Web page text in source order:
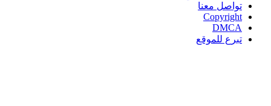
تواصل معنا
Copyright
DMCA
تبرع للموقع